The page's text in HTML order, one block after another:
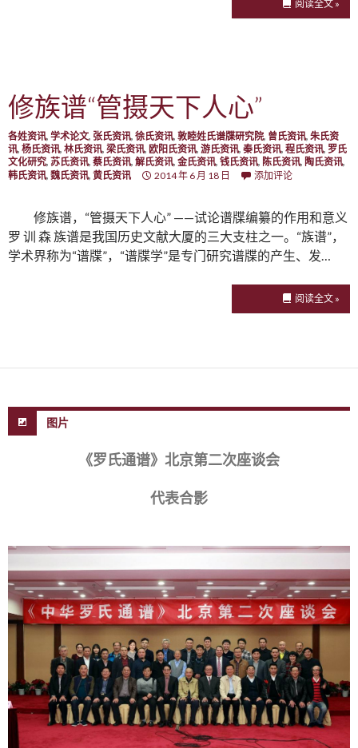
阅读全文 »
修族谱“管摄天下人心”
各姓资讯, 学术论文, 张氏资讯, 徐氏资讯, 敦睦姓氏谱牒研究院, 曾氏资讯, 朱氏资
讯, 杨氏资讯, 林氏资讯, 梁氏资讯, 欧阳氏资讯, 游氏资讯, 秦氏资讯, 程氏资讯, 罗氏
文化研究, 苏氏资讯, 蔡氏资讯, 解氏资讯, 金氏资讯, 钱氏资讯, 陈氏资讯, 陶氏资讯,
韩氏资讯, 魏氏资讯, 黄氏资讯 2014 年 6 月 18 日 添加评论
修族谱，“管摄天下人心” ——试论谱牒编纂的作用和意义
罗 训 森 族谱是我国历史文献大厦的三大支柱之一。“族谱”，
学术界称为“谱牒”，“谱牒学”是专门研究谱牒的产生、发…
阅读全文 »
图片
《罗氏通谱》北京第二次座谈会
代表合影